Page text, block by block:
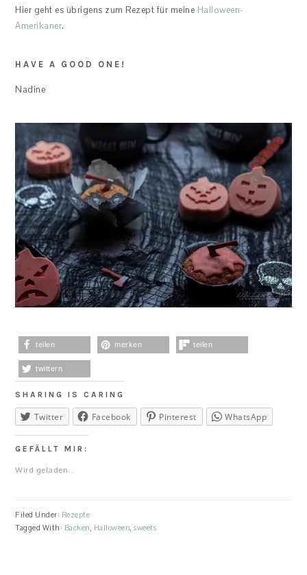
Hier geht es übrigens zum Rezept für meine Halloween-
Amerikaner.
HAVE A GOOD ONE!
Nadine
teilen merken teilen
twittern
SHARING IS CARING
Twitter Facebook Pinterest WhatsApp
GEFÄLLT MIR:
Wird geladen...
Filed Under: Rezepte
Tagged With: Backen, Halloween,sweets